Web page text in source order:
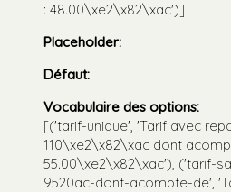
: 48.00\xe2\x82\xac')]
Placeholder:
Défaut:
Vocabulaire des options:
[('tarif-unique', 'Tarif avec
110\xe2\x82\xac dont
55.00\xe2\x82\xac'), ('tarif-
9520ac-dont-acompte-de',